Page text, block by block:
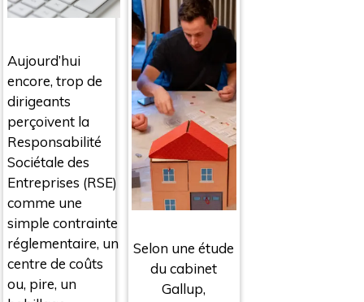
Aujourd’hui
encore, trop de
dirigeants
perçoivent la
Responsabilité
Sociétale des
Entreprises (RSE)
comme une
simple contrainte
réglementaire, un
centre de coûts
ou, pire, un
Selon une étude
du cabinet
Gallup,